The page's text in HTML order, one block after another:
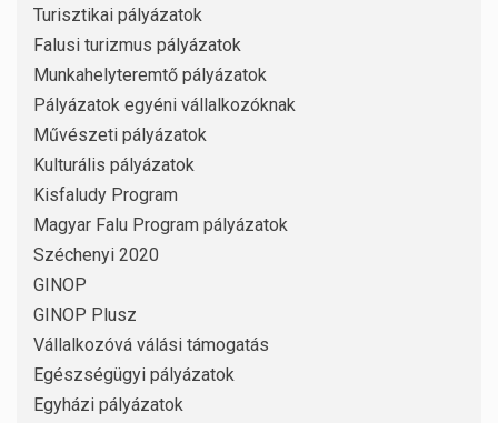
Turisztikai pályázatok
Falusi turizmus pályázatok
Munkahelyteremtő pályázatok
Pályázatok egyéni vállalkozóknak
Művészeti pályázatok
Kulturális pályázatok
Kisfaludy Program
Magyar Falu Program pályázatok
Széchenyi 2020
GINOP
GINOP Plusz
Vállalkozóvá válási támogatás
Egészségügyi pályázatok
Egyházi pályázatok